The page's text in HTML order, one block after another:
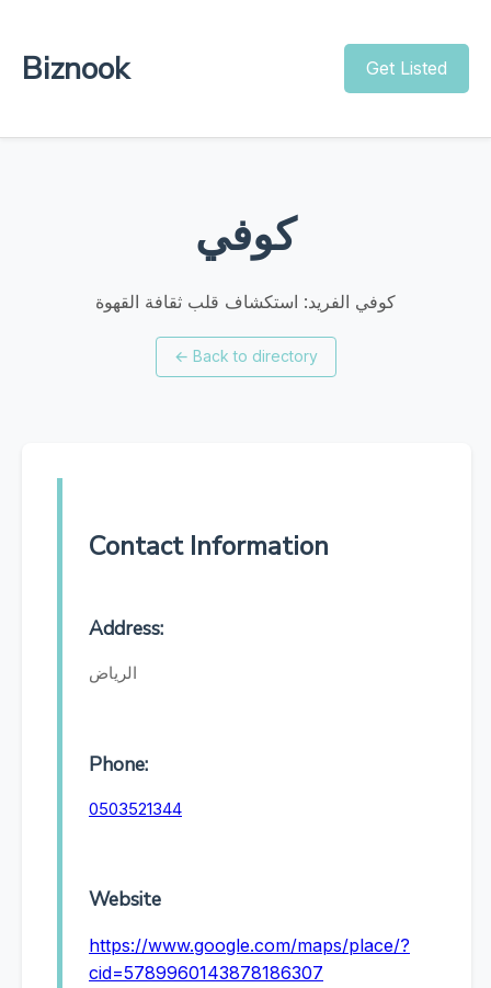
Biznook Get Listed
كوفي
كوفي الفريد: استكشاف قلب ثقافة القهوة
← Back to directory
Contact Information
Address:
الرياض
Phone:
0503521344
Website
https://www.google.com/maps/place/?
cid=5789960143878186307